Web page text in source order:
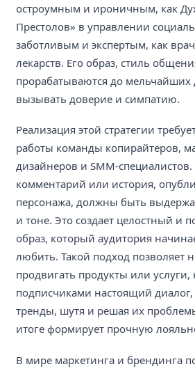
остроумным и ироничным, как
Престолов» в управлении
заботливым и экспертым, как
лекарств. Его образ, стиль
прорабатываются до мельчайших
вызывать доверие и симпатию.
Реализация этой стратегии
работы команды копирайтеров,
дизайнеров и SMM-
комментарий или история,
персонажа, должны быть
и тоне. Это создает целостный и
образ, который аудитория
любить. Такой подход позволяет
продвигать продукты или услуги,
подписчиками настоящий диалог,
тренды, шутя и решая их
итоге формирует прочную
В мире маркетинга и брендинга